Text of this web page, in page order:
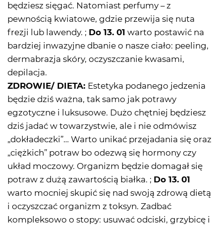
będziesz sięgać. Natomiast perfumy – z
pewnością kwiatowe, gdzie przewija się nuta
frezji lub lawendy. ; Do 13. 01 warto postawić na
bardziej inwazyjne dbanie o nasze ciało: peeling,
dermabrazja skóry, oczyszczanie kwasami,
depilacja.
ZDROWIE/ DIETA: Estetyka podanego jedzenia
będzie dziś ważna, tak samo jak potrawy
egzotyczne i luksusowe. Dużo chętniej będziesz
dziś jadać w towarzystwie, ale i nie odmówisz
„dokładeczki”… Warto unikać przejadania się oraz
„ciężkich” potraw bo odezwą się hormony czy
układ moczowy. Organizm będzie domagał się
potraw z dużą zawartością białka. ; Do 13. 01
warto mocniej skupić się nad swoją zdrową dietą
i oczyszczać organizm z toksyn. Zadbać
kompleksowo o stopy: usuwać odciski, grzybicę i